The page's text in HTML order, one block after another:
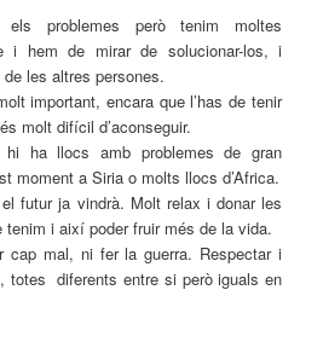
els problemes però tenim moltes
i hem de mirar de solucionar-los, i
les altres persones.
important, encara que l’has de tenir
molt difícil d’aconseguir.
ha llocs amb problemes de gran
moment a Siria o molts llocs d’Africa.
futur ja vindrà. Molt relax i donar les
i així poder fruir més de la vida.
cap mal, ni fer la guerra. Respectar i
totes diferents entre si però iguals en